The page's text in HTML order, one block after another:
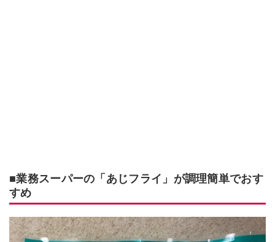
■業務スーパーの「あじフライ」が調理簡単でおす
すめ